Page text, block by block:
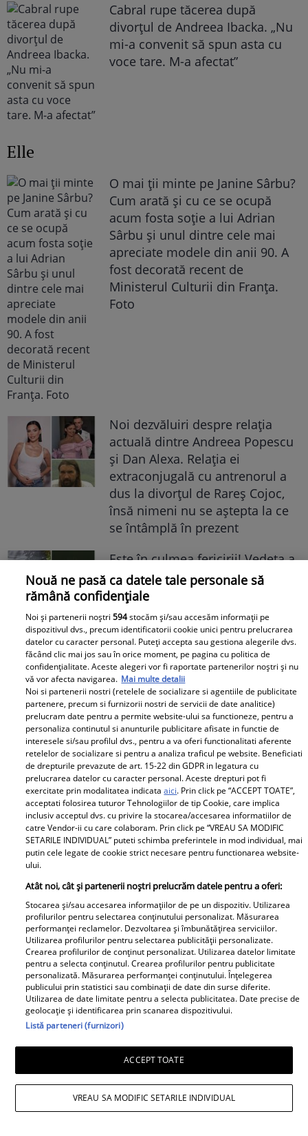
Cabral rupe tăcerea după
divorțul de Andreea Ibacka. „Nu
mi-a convenit să spun asta cu
voce tare. M-a afectat”
Elle
O mai ții minte pe Janine Sârbu?
Cum arată și cu ce se ocupă
acum fosta soție a lui Adrian
Sârbu și unul dintre cele mai
apreciate modele din anii 90. A
fost decorată recent de
Ministerul Culturii din Franța.
Foto
Noi dezvăluiri despre relația
actuală dintre Andreea Popescu
și Dan Alexa. Relația ei
extraconjugală cu antrenorul a
dus la divorțul de Rareș Cojoc,
însă nimeni nu se aștepta la ce
se întâmplă în prezent
Este în culmea fericirii! Vedeta a
devenit mamă pentru a doua
oară și a dezvăluit prima
imagine cu fiul său: „Iubirile
vieții mele” Foto
A1.ro
Poftiți pe la noi: Poftiți la
întrecere. Mirela Vaida și
Adriana Trandafir, în centrul
atenției după provocarea lui Nea
Mărin
Nouă ne pasă ca datele tale personale să
rămână confidențiale
Noi și partenerii noștri594stocăm și/sau accesăm informații pe
dispozitivul dvs., precum identificatorii cookie unici pentru prelucrarea
datelor cu caracter personal. Puteți accepta sau gestiona alegerile dvs.
făcând clic mai jos sau în orice moment, pe pagina cu politica de
confidențialitate. Aceste alegeri vor fi raportate partenerilor noștri și nu
vă vor afecta navigarea. Mai multe detalii
Noi si partenerii nostri (retelele de socializare si agentiile de publicitate
partenere, precum si furnizorii nostri de servicii de date analitice)
prelucram date pentru a permite website-ului sa functioneze, pentru a
personaliza continutul si anunturile publicitare afisate in functie de
interesele si/sau profilul dvs., pentru a va oferi functionalitati aferente
retelelor de socializare si pentru a analiza traficul pe website. Beneficiati
de drepturile prevazute de art. 15-22 din GDPR in legatura cu
prelucrarea datelor cu caracter personal. Aceste drepturi pot fi
exercitate prin modalitatea indicataaici. Prin click pe “ACCEPT TOATE”,
acceptati folosirea tuturor Tehnologiilor de tip Cookie, care implica
inclusiv acceptul dvs. cu privire la stocarea/accesarea informatiilor de
catre Vendor-ii cu care colaboram. Prin click pe “VREAU SA MODIFIC
SETARILE INDIVIDUAL” puteti schimba preferintele in mod individual, mai
putin cele legate de cookie strict necesare pentru functionarea website-
ului.
Atât noi, cât și partenerii noștri prelucrăm datele pentru a oferi:
Stocarea și/sau accesarea informațiilor de pe un dispozitiv. Utilizarea
profilurilor pentru selectarea conținutului personalizat. Măsurarea
performanței reclamelor. Dezvoltarea și îmbunătățirea serviciilor.
Utilizarea profilurilor pentru selectarea publicității personalizate.
Crearea profilurilor de conținut personalizat. Utilizarea datelor limitate
pentru a selecta conținutul. Crearea profilurilor pentru publicitate
personalizată. Măsurarea performanței conținutului. Înțelegerea
publicului prin statistici sau combinații de date din surse diferite.
Utilizarea de date limitate pentru a selecta publicitatea. Date precise de
geolocație și identificarea prin scanarea dispozitivului.
Listă parteneri (furnizori)
ACCEPT TOATE
VREAU SA MODIFIC SETARILE INDIVIDUAL